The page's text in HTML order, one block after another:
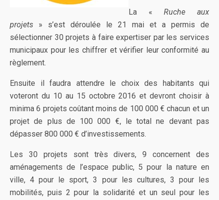
La «Ruche aux
projets » s’est déroulée le 21 mai et a permis de
sélectionner 30 projets à faire expertiser par les services
municipaux pour les chiffrer et vérifier leur conformité au
règlement.
Ensuite il faudra attendre le choix des habitants qui
voteront du 10 au 15 octobre 2016 et devront choisir à
minima 6 projets coûtant moins de 100 000 € chacun et un
projet de plus de 100 000 €, le total ne devant pas
dépasser 800 000 € d’investissements.
Les 30 projets sont très divers, 9 concernent des
aménagements de l’espace public, 5 pour la nature en
ville, 4 pour le sport, 3 pour les cultures, 3 pour les
mobilités, puis 2 pour la solidarité et un seul pour les